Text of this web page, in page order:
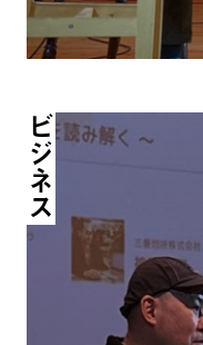
ビジネス